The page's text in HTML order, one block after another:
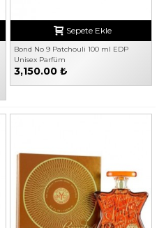
Sepete Ekle
Bond No 9 Patchouli 100 ml EDP
Unisex Parfüm
3,150.00 ₺